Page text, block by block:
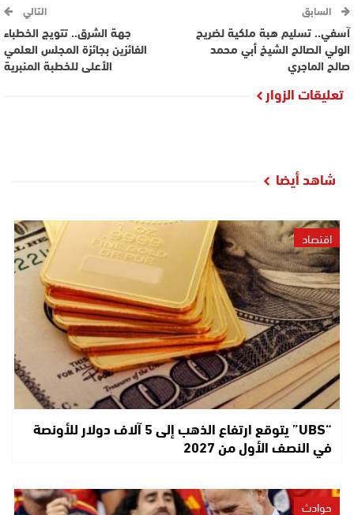
السابق
آسفي.. تسليم هبة ملكية لضريح
الولي الصالح الشيخ أبي محمد
صالح الماجري
التالي
جهة الشرق.. تتويج الخطباء
الفائزين بجائزة المجلس العلمي
الأعلى للخطبة المنبرية
تعليقات الزوار
شاهد أيضا
اقتصاد
“UBS” يتوقع ارتفاع الذهب إلى 5 آلاف دولار للأونصة
في النصف الأول من 2027
حوادث